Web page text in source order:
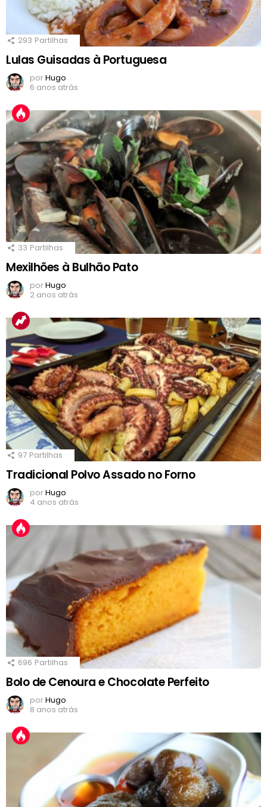
293 Partilhas
Lulas Guisadas à Portuguesa
porHugo
6 anos atrás
33 Partilhas
Mexilhões à Bulhão Pato
porHugo
2 anos atrás
97 Partilhas
Tradicional Polvo Assado no Forno
porHugo
4 anos atrás
696 Partilhas
Bolo de Cenoura e Chocolate Perfeito
porHugo
8 anos atrás